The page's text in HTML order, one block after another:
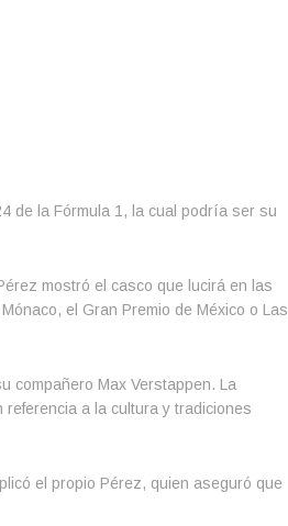
de la Fórmula 1, la cual podría ser su
mostró el casco que lucirá en las
el Gran Premio de México o Las
compañero Max Verstappen. La
a la cultura y tradiciones
el propio Pérez, quien aseguró que